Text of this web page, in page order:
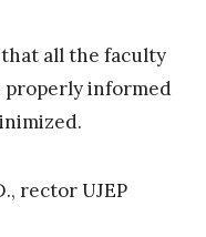
all the faculty
properly informed
rector UJEP